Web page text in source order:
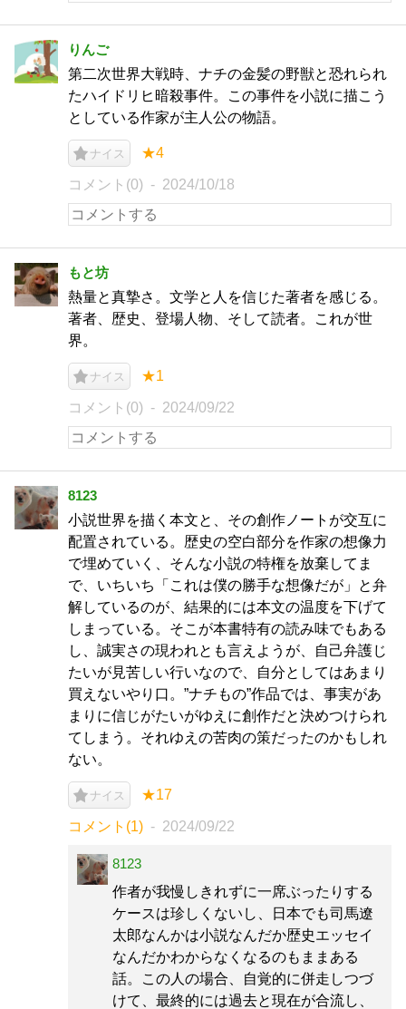
りんご
第二次世界大戦時、ナチの金髪の野獣と恐れられ
たハイドリヒ暗殺事件。この事件を小説に描こう
としている作家が主人公の物語。
ナイス ★4
コメント(0) 2024/10/18
もと坊
熱量と真摯さ。文学と人を信じた著者を感じる。
著者、歴史、登場人物、そして読者。これが世
界。
ナイス ★1
コメント(0) 2024/09/22
8123
小説世界を描く本文と、その創作ノートが交互に
配置されている。歴史の空白部分を作家の想像力
で埋めていく、そんな小説の特権を放棄してま
で、いちいち「これは僕の勝手な想像だが」と弁
解しているのが、結果的には本文の温度を下げて
しまっている。そこが本書特有の読み味でもある
し、誠実さの現われとも言えようが、自己弁護じ
たいが見苦しい行いなので、自分としてはあまり
買えないやり口。”ナチもの”作品では、事実があ
まりに信じがたいがゆえに創作だと決めつけられ
てしまう。それゆえの苦肉の策だったのかもしれ
ない。
ナイス ★17
コメント(1) 2024/09/22
8123
作者が我慢しきれずに一席ぶったりする
ケースは珍しくないし、日本でも司馬遼
太郎なんかは小説なんだか歴史エッセイ
なんだかわからなくなるのもままある
話。この人の場合、自覚的に併走しつづ
けて、最終的には過去と現在が合流し、